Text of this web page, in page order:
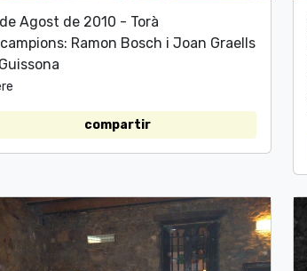
Agost de 2010 - Torà
Ramon Bosch i Joan Graells
compartir